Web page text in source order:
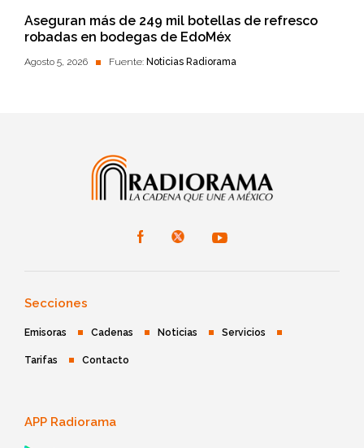
Aseguran más de 249 mil botellas de refresco
robadas en bodegas de EdoMéx
Agosto 5, 2026 Fuente: Noticias Radiorama
Secciones
Emisoras Cadenas Noticias Servicios
Tarifas Contacto
APP Radiorama